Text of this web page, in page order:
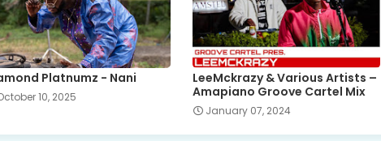
Platnumz - Nani
10, 2025
LeeMckrazy & Various Artists –
Amapiano Groove Cartel Mix
January 07, 2024